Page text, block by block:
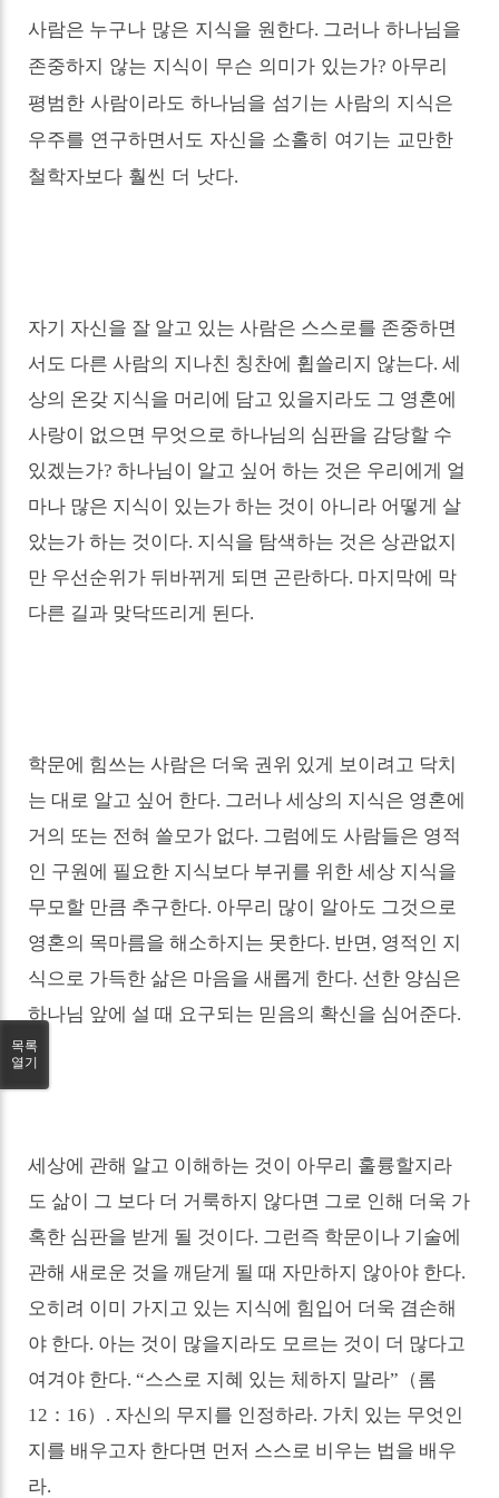
사람은 누구나 많은 지식을 원한다. 그러나 하나님을
존중하지 않는 지식이 무슨 의미가 있는가? 아무리
평범한 사람이라도 하나님을 섬기는 사람의 지식은
우주를 연구하면서도 자신을 소홀히 여기는 교만한
철학자보다 훨씬 더 낫다.
자기 자신을 잘 알고 있는 사람은 스스로를 존중하면
서도 다른 사람의 지나친 칭찬에 휩쓸리지 않는다.세
상의 온갖 지식을 머리에 담고 있을지라도 그 영혼에
사랑이 없으면 무엇으로 하나님의 심판을 감당할 수
있겠는가?하나님이 알고 싶어 하는 것은 우리에게 얼
마나 많은 지식이 있는가 하는 것이 아니라 어떻게 살
았는가 하는 것이다. 지식을 탐색하는 것은 상관없지
만 우선순위가 뒤바뀌게 되면 곤란하다. 마지막에 막
다른 길과 맞닥뜨리게 된다.
학문에 힘쓰는 사람은 더욱 권위 있게 보이려고 닥치
는 대로 알고 싶어 한다. 그러나 세상의 지식은 영혼에
거의 또는 전혀 쓸모가 없다. 그럼에도 사람들은 영적
인 구원에 필요한 지식보다 부귀를 위한 세상 지식을
무모할 만큼 추구한다. 아무리 많이 알아도 그것으로
영혼의 목마름을 해소하지는 못한다. 반면, 영적인 지
식으로 가득한 삶은 마음을 새롭게 한다. 선한 양심은
하나님 앞에 설 때 요구되는 믿음의 확신을 심어준다.
세상에 관해 알고 이해하는 것이 아무리 훌륭할지라
도 삶이 그 보다 더 거룩하지 않다면 그로 인해 더욱 가
혹한 심판을 받게 될 것이다. 그런즉 학문이나 기술에
관해 새로운 것을 깨닫게 될 때 자만하지 않아야 한다.
오히려 이미 가지고 있는 지식에 힘입어 더욱 겸손해
야 한다. 아는 것이 많을지라도 모르는 것이 더 많다고
여겨야 한다. “스스로 지혜 있는 체하지 말라” （롬
12 ： 16） . 자신의 무지를 인정하라. 가치 있는 무엇인
지를 배우고자 한다면 먼저 스스로 비우는 법을 배우
라.
목록
열기